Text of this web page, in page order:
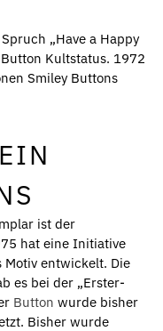
„Have a Happy
Kultstatus. 1972
Smiley Buttons
ist der
hat eine Initiative
Motiv entwickelt. Die
es bei der „Erster-
Button wurde bisher
Bisher wurde